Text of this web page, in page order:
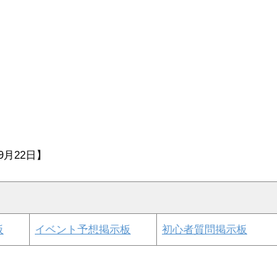
月22日】
イベント予想掲示板 初心者質問掲示板